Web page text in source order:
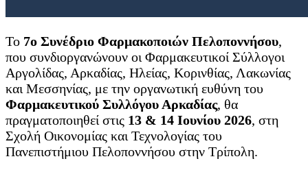
Το 7ο Συνέδριο Φαρμακοποιών Πελοποννήσου,
που συνδιοργανώνουν οι Φαρμακευτικοί Σύλλογοι
Αργολίδας, Αρκαδίας, Ηλείας, Κορινθίας, Λακωνίας
και Μεσσηνίας, με την οργανωτική ευθύνη του
Φαρμακευτικού Συλλόγου Αρκαδίας, θα
πραγματοποιηθεί στις 13 & 14 Ιουνίου 2026, στη
Σχολή Οικονομίας και Τεχνολογίας του
Πανεπιστήμιου Πελοποννήσου στην Τρίπολη.